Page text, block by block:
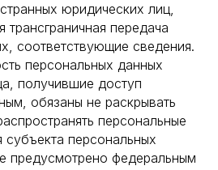
юридических лиц,
трансграничная передача
соответствующие сведения.
персональных данных
получившие доступ
обязаны не раскрывать
персональные
субъекта персональных
предусмотрено федеральным